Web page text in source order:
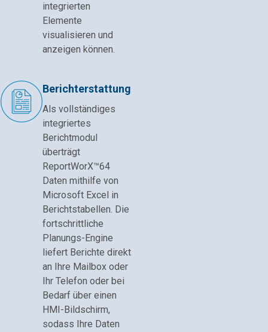
integrierten
Elemente
visualisieren und
anzeigen können.
Berichterstattung
Als vollständiges
integriertes
Berichtmodul
überträgt
ReportWorX™64
Daten mithilfe von
Microsoft Excel in
Berichtstabellen. Die
fortschrittliche
Planungs-Engine
liefert Berichte direkt
an Ihre Mailbox oder
Ihr Telefon oder bei
Bedarf über einen
HMI-Bildschirm,
sodass Ihre Daten